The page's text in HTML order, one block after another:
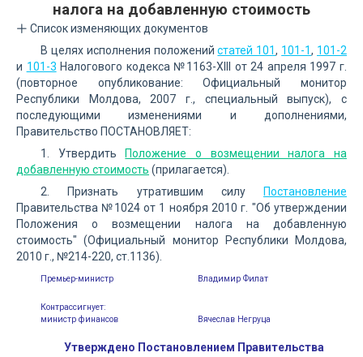
налога на добавленную стоимость
Список изменяющих документов
В целях исполнения положенийстатей 101, 101-1, 101-2
и 101-3 Налогового кодекса №1163-XIII от 24 апреля 1997 г.
(повторное опубликование: Официальный монитор
Республики Молдова, 2007 г., специальный выпуск), с
последующими изменениями и дополнениями,
Правительство ПОСТАНОВЛЯЕТ:
1. Утвердить
Положение о возмещении налога на
добавленную стоимость (прилагается).
2. Признать утратившим силу
Постановление
Правительства №1024 от 1 ноября 2010 г. "Об утверждении
Положения о возмещении налога на добавленную
стоимость" (Официальный монитор Республики Молдова,
2010 г., №214-220, ст.1136).
Премьер-министр Владимир Филат
Контрассигнует:
министр финансов
Вячеслав Негруца
Утверждено Постановлением Правительства